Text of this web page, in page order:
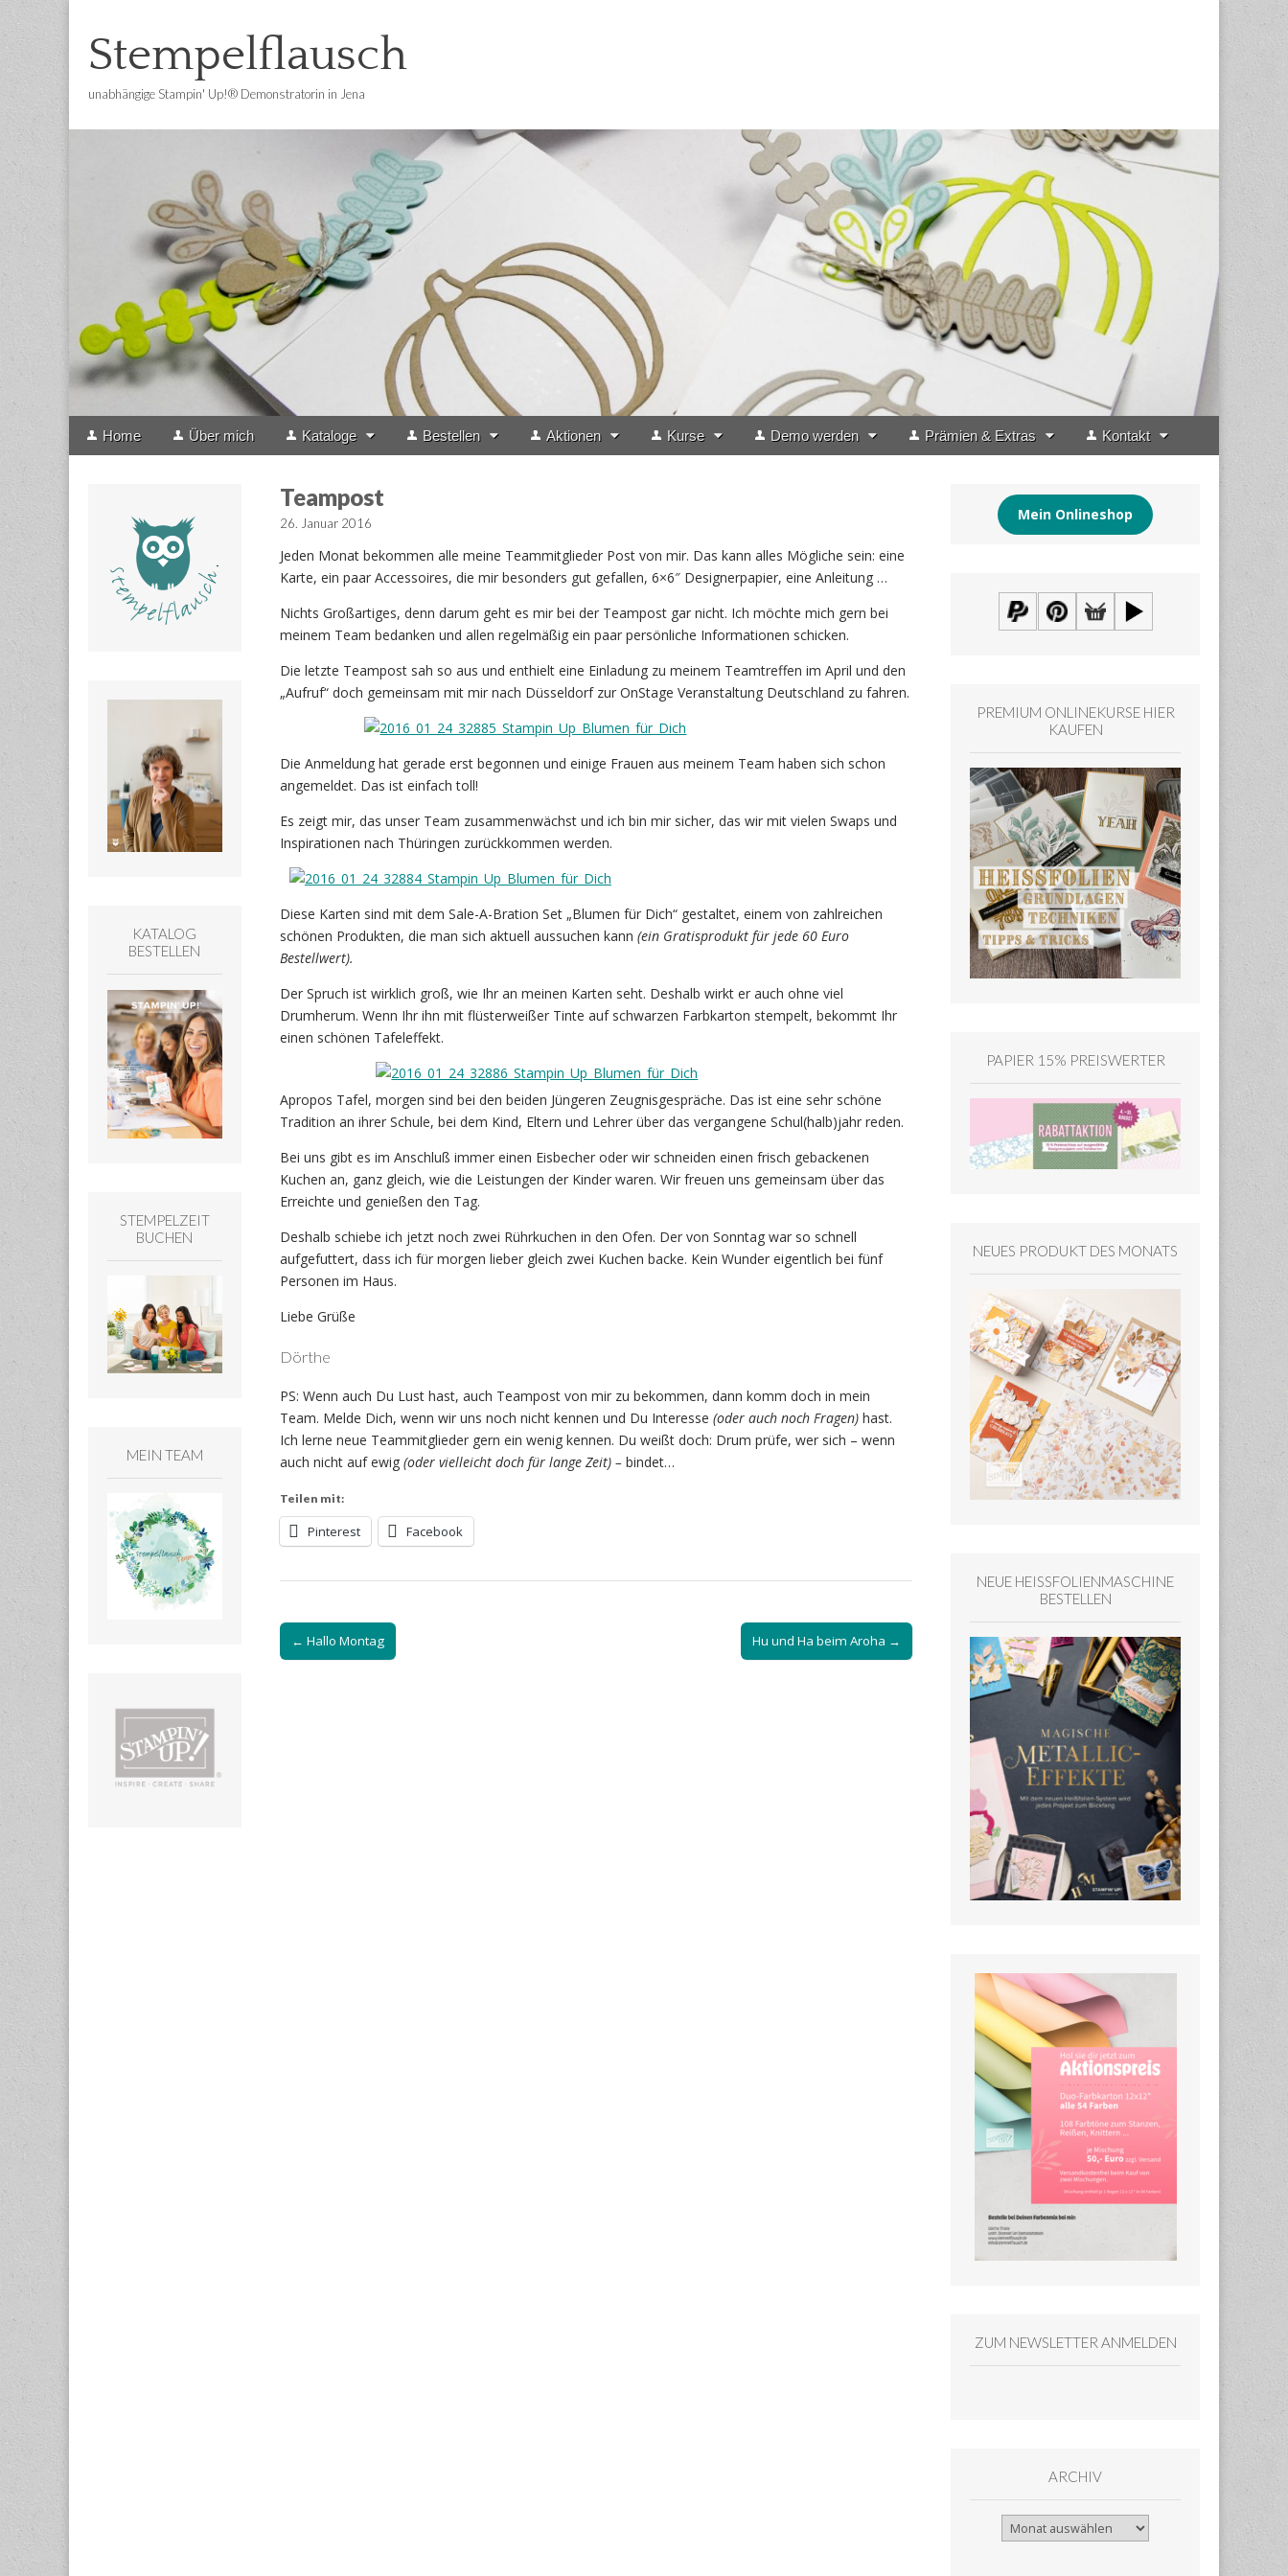
Stempelflausch
unabhängige Stampin' Up!® Demonstratorin in Jena
Main
Skip
Home Über mich Kataloge Bestellen Aktionen Kurse Demo werden Prämien & Extras Kontakt
Teampost
26. Januar 2016
Jeden Monat bekommen alle meine Teammitglieder Post von mir. Das kann alles Mögliche sein: eine
Karte, ein paar Accessoires, die mir besonders gut gefallen, 6×6″ Designerpapier, eine Anleitung …
Nichts Großartiges, denn darum geht es mir bei der Teampost gar nicht. Ich möchte mich gern bei
meinem Team bedanken und allen regelmäßig ein paar persönliche Informationen schicken.
Die letzte Teampost sah so aus und enthielt eine Einladung zu meinem Teamtreffen im April und den
„Aufruf“ doch gemeinsam mit mir nach Düsseldorf zur OnStage Veranstaltung Deutschland zu fahren.
Die Anmeldung hat gerade erst begonnen und einige Frauen aus meinem Team haben sich schon
angemeldet. Das ist einfach toll!
Es zeigt mir, das unser Team zusammenwächst und ich bin mir sicher, das wir mit vielen Swaps und
Inspirationen nach Thüringen zurückkommen werden.
Diese Karten sind mit dem Sale-A-Bration Set „Blumen für Dich“ gestaltet, einem von zahlreichen
schönen Produkten, die man sich aktuell aussuchen kann (ein Gratisprodukt für jede 60 Euro
Bestellwert).
Der Spruch ist wirklich groß, wie Ihr an meinen Karten seht. Deshalb wirkt er auch ohne viel
Drumherum. Wenn Ihr ihn mit flüsterweißer Tinte auf schwarzen Farbkarton stempelt, bekommt Ihr
einen schönen Tafeleffekt.
Apropos Tafel, morgen sind bei den beiden Jüngeren Zeugnisgespräche. Das ist eine sehr schöne
Tradition an ihrer Schule, bei dem Kind, Eltern und Lehrer über das vergangene Schul(halb)jahr reden.
Bei uns gibt es im Anschluß immer einen Eisbecher oder wir schneiden einen frisch gebackenen
Kuchen an, ganz gleich, wie die Leistungen der Kinder waren. Wir freuen uns gemeinsam über das
Erreichte und genießen den Tag.
Deshalb schiebe ich jetzt noch zwei Rührkuchen in den Ofen. Der von Sonntag war so schnell
aufgefuttert, dass ich für morgen lieber gleich zwei Kuchen backe. Kein Wunder eigentlich bei fünf
Personen im Haus.
Liebe Grüße
Dörthe
PS: Wenn auch Du Lust hast, auch Teampost von mir zu bekommen, dann komm doch in mein
Team. Melde Dich, wenn wir uns noch nicht kennen und Du Interesse (oder auch noch Fragen)hast.
Ich lerne neue Teammitglieder gern ein wenig kennen. Du weißt doch: Drum prüfe, wer sich – wenn
auch nicht auf ewig (oder vielleicht doch für lange Zeit) –bindet…
Teilen mit:
Pinterest Facebook
Post
navigation
← Hallo Montag Hu und Ha beim Aroha →
KATALOG
BESTELLEN
STEMPELZEIT
BUCHEN
MEIN TEAM
Mein Onlineshop
PREMIUM ONLINEKURSE HIER
KAUFEN
PAPIER 15% PREISWERTER
NEUES PRODUKT DES MONATS
NEUE HEISSFOLIENMASCHINE
BESTELLEN
ZUM NEWSLETTER ANMELDEN
ARCHIV
Archiv